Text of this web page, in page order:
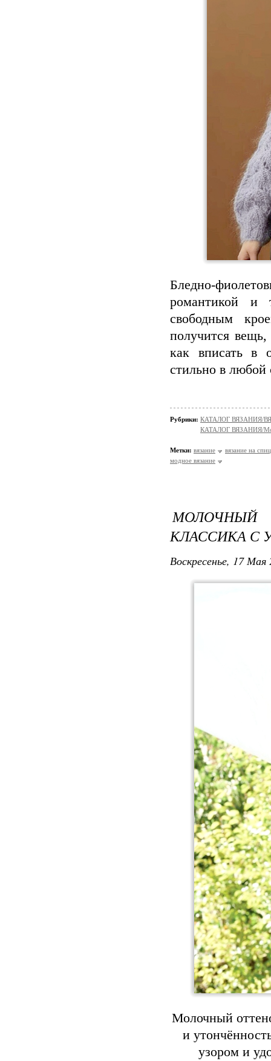
романтикой и
свободным
получится
как вписать в
стильно в любой
Рубрики: КАТАЛОГ ВЯЗАНИЯ/
КАТАЛОГ ВЯЗАНИЯ/
Метки: вязание
вязание на
модное вязание
МОЛОЧНЫЙ
КЛАССИКА С
Воскресенье, 17
Молочный
и
узором и